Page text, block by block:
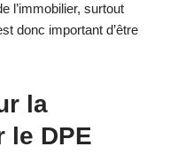
l’immobilier, surtout
donc important d’être
la
le DPE